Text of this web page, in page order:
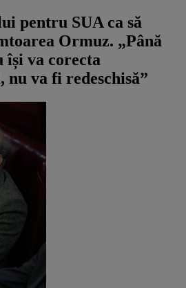
pentru SUA ca să
Ormuz. „Până
își va corecta
nu va fi redeschisă”